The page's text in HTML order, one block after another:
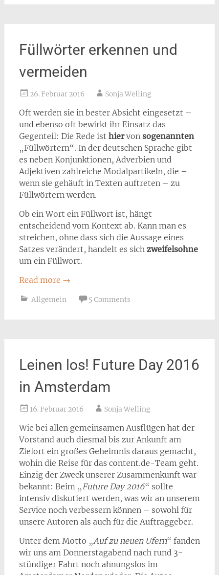
Füllwörter erkennen und
vermeiden
26. Februar 2016 Sonja Welling
Oft werden sie in bester Absicht eingesetzt –
und ebenso oft bewirkt ihr Einsatz das
Gegenteil: Die Rede ist hiervon sogenannten
„Füllwörtern“. In der deutschen Sprache gibt
es neben Konjunktionen, Adverbien und
Adjektiven zahlreiche Modalpartikeln, die –
wenn sie gehäuft in Texten auftreten – zu
Füllwörtern werden.
Ob ein Wort ein Füllwort ist, hängt
entscheidend vom Kontext ab. Kann man es
streichen, ohne dass sich die Aussage eines
Satzes verändert, handelt es sich zweifelsohne
um ein Füllwort.
Read more →
Allgemein 5 Comments
Leinen los! Future Day 2016
in Amsterdam
16. Februar 2016 Sonja Welling
Wie bei allen gemeinsamen Ausflügen hat der
Vorstand auch diesmal bis zur Ankunft am
Zielort ein großes Geheimnis daraus gemacht,
wohin die Reise für das content.de-Team geht.
Einzig der Zweck unserer Zusammenkunft war
bekannt: Beim „Future Day 2016“ sollte
intensiv diskutiert werden, was wir an unserem
Service noch verbessern können – sowohl für
unsere Autoren als auch für die Auftraggeber.
Unter dem Motto „Auf zu neuen Ufern“ fanden
wir uns am Donnerstagabend nach rund 3-
stündiger Fahrt noch ahnungslos im